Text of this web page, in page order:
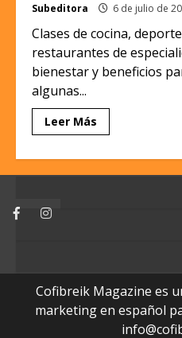
Subeditora 6 de julio de
Clases de cocina,
restaurantes de
bienestar y beneficios
algunas...
Leer Más
FacebookInstagram
Cofibreik Magazine es
marketing en español